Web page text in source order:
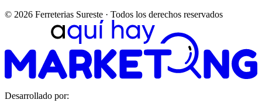
© 2026 Ferreterias Sureste · Todos los derechos reservados
Desarrollado por: